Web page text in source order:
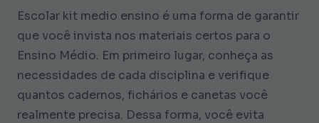
Escolar kit medio ensino é uma forma de garantir
que você invista nos materiais certos para o
Ensino Médio. Em primeiro lugar, conheça as
necessidades de cada disciplina e verifique
quantos cadernos, fichários e canetas você
realmente precisa. Dessa forma, você evita